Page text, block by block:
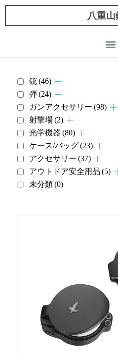
八重
銃(46)
弾(24)
ガンアクセサリー (98)
射撃場(2)
光学機器 (80)
ケース/バッグ(23)
アクセサリー (37)
アウトドア安全用品 (5)
未分類(0)